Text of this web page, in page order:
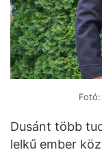
Dusánt több
lelkű ember